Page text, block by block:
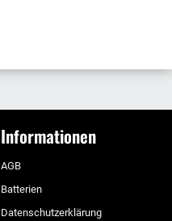
Informationen
AGB
Batterien
Datenschutzerklärung